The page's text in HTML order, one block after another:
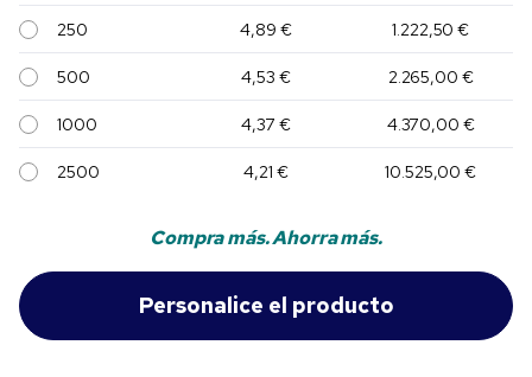
250 4,89 € 1.222,50 €
500 4,53 € 2.265,00 €
1000 4,37 € 4.370,00 €
2500 4,21 € 10.525,00 €
Compra más. Ahorra más.